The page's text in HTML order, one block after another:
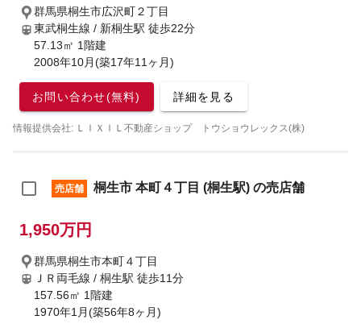
群馬県桐生市広沢町２丁目
東武桐生線 / 新桐生駅 徒歩22分
57.13㎡ 1階建
2008年10月(築17年11ヶ月)
お問い合わせ(無料) 詳細を見る
情報提供会社: ＬＩＸＩＬ不動産ショップ トウショウレックス(株)
売店舗 桐生市 本町４丁目 (桐生駅) の売店舗
1,950万円
群馬県桐生市本町４丁目
ＪＲ両毛線 / 桐生駅 徒歩11分
157.56㎡ 1階建
1970年1月(築56年8ヶ月)